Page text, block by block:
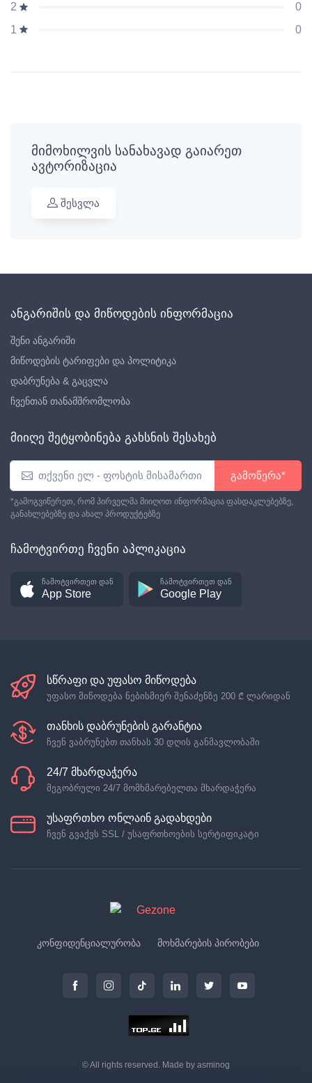
2
0
1
0
მიმოხილვის სანახავად გაიარეთ
ავტორიზაცია
შესვლა
ანგარიშის და მიწოდების ინფორმაცია
შენი ანგარიში
მიწოდების ტარიფები და პოლიტიკა
დაბრუნება & გაცვლა
ჩვენთან თანამშრომლობა
მიიღე შეტყობინება გახსნის შესახებ
გამოწერა*
*გამოგვიწერეთ, რომ პირველმა მიიღოთ ინფორმაცია ფასდაკლებებზე,
განახლებებზე და ახალ პროდუქტებზე
ჩამოტვირთე ჩვენი აპლიკაცია
ჩამოტვირთეთ დან
App Store
ჩამოტვირთეთ დან
Google Play
სწრაფი და უფასო მიწოდება
უფასო მიწოდება ნებისმიერ შენაძენზე 200 ₾ ლარიდან
თანხის დაბრუნების გარანტია
ჩვენ ვაბრუნებთ თანხას 30 დღის განმავლობაში
24/7 მხარდაჭერა
მეგობრული 24/7 მომხმარებელთა მხარდაჭერა
უსაფრთხო ონლაინ გადახდები
ჩვენ გვაქვს SSL / უსაფრთხოების სერტიფიკატი
კონფიდენციალურობა მოხმარების პირობები
© All rights reserved. Made by asminog